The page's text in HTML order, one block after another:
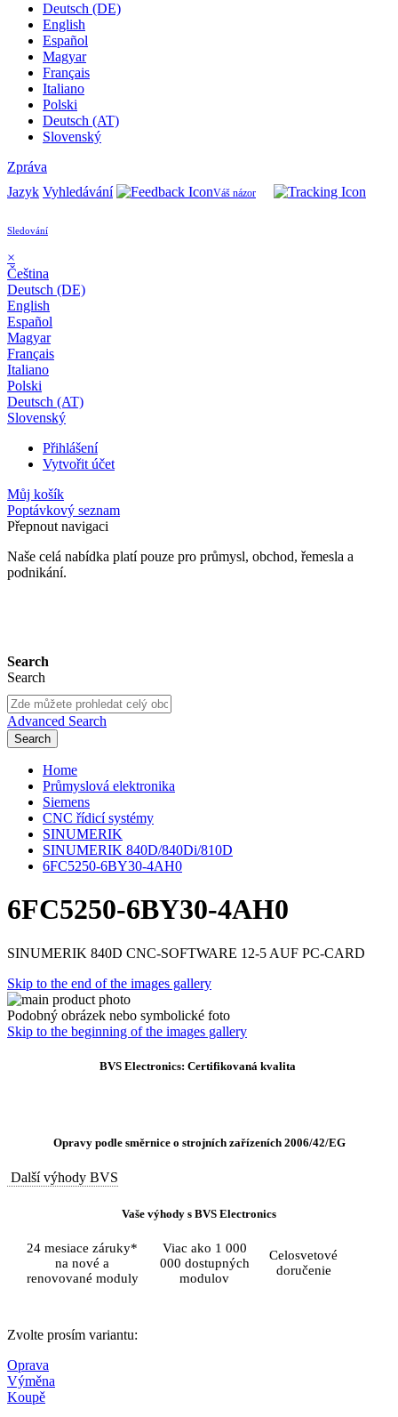
Deutsch (DE)
English
Español
Magyar
Français
Italiano
Polski
Deutsch (AT)
Slovenský
Zpráva
Jazyk Vyhledávání Váš názor
Sledování
×
Čeština
Deutsch (DE)
English
Español
Magyar
Français
Italiano
Polski
Deutsch (AT)
Slovenský
Přihlášení
Vytvořit účet
Můj košík
Poptávkový seznam
Přepnout navigaci
Naše celá nabídka platí pouze pro průmysl, obchod, řemesla a
podnikání.
Search
Search
Advanced Search
Search
Home
Průmyslová elektronika
Siemens
CNC řídicí systémy
SINUMERIK
SINUMERIK 840D/840Di/810D
6FC5250-6BY30-4AH0
6FC5250-6BY30-4AH0
SINUMERIK 840D CNC-SOFTWARE 12-5 AUF PC-CARD
Skip to the end of the images gallery
Podobný obrázek nebo symbolické foto
Skip to the beginning of the images gallery
BVS Electronics: Certifikovaná kvalita
Opravy podle směrnice o strojních zařízeních 2006/42/EG
Další výhody BVS
Vaše výhody s BVS Electronics
24 mesiace záruky*
na nové a
renovované moduly
Viac ako 1 000
000 dostupných
modulov
Celosvetové
doručenie
Zvolte prosím variantu:
Oprava
Výměna
Koupě